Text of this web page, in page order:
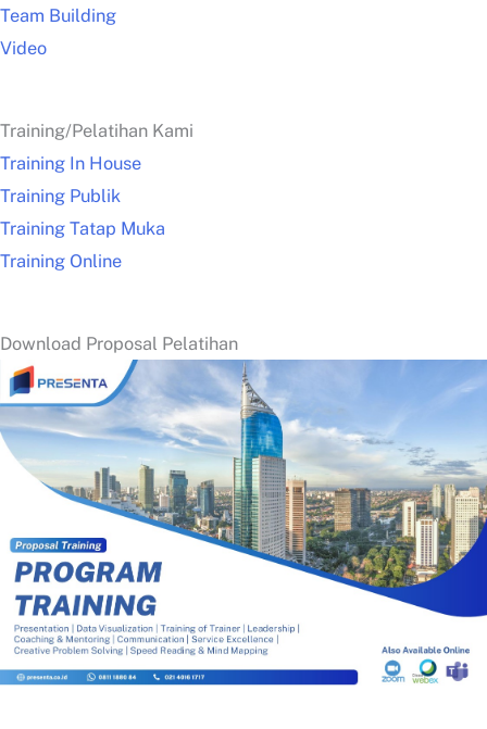
Team Building
Video
Training/Pelatihan Kami
Training In House
Training Publik
Training Tatap Muka
Training Online
Download Proposal Pelatihan